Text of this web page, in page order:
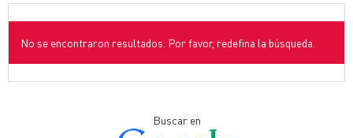
No se encontraron resultados. Por favor, redefina la búsqueda.
Buscar en